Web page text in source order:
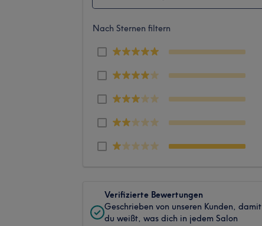
Nach Sternen filtern
Verifizierte Bewertungen
Geschrieben von unseren Kunden, damit
du weißt, was dich in jedem Salon